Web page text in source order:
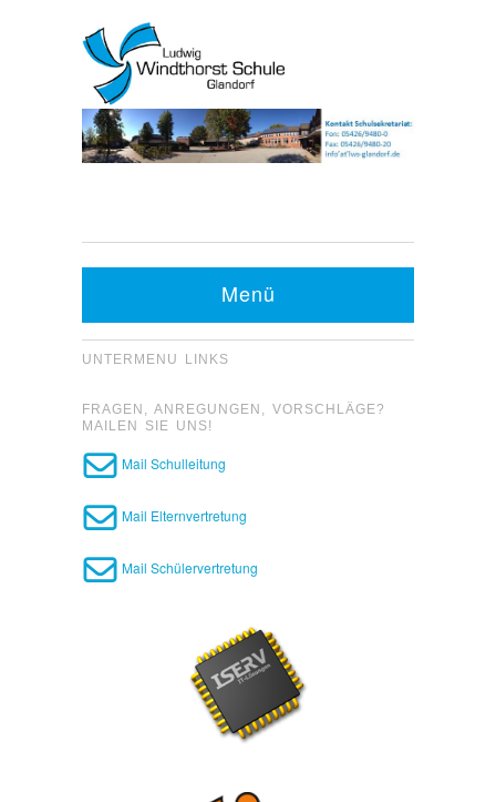
Fax: 05426 9480-20
Menü
UNTERMENU LINKS
FRAGEN, ANREGUNGEN, VORSCHLÄGE?
MAILEN SIE UNS!
Mail Schulleitung
Mail Elternvertretung
Mail Schülervertretung